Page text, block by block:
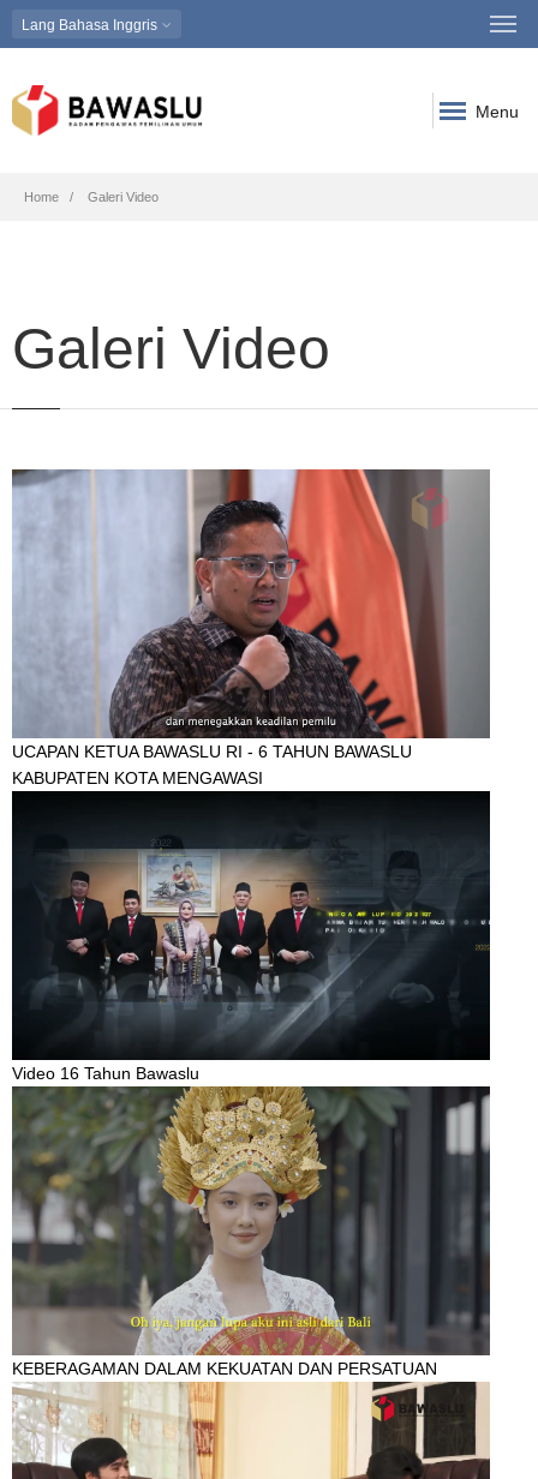
Lang Bahasa Inggris
Menu
Breadcrumb
Home Galeri Video
Galeri Video
UCAPAN KETUA BAWASLU RI - 6 TAHUN BAWASLU
KABUPATEN KOTA MENGAWASI
Video 16 Tahun Bawaslu
KEBERAGAMAN DALAM KEKUATAN DAN PERSATUAN